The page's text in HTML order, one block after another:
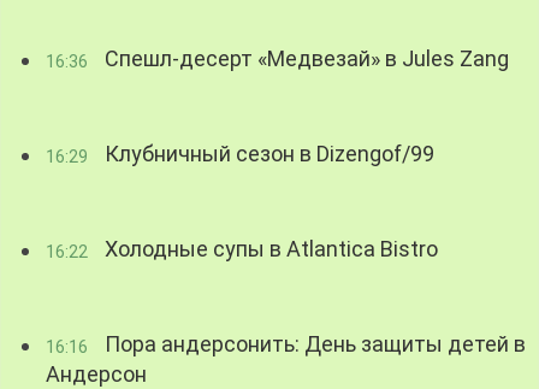
16:36 Спешл-десерт «Медвезай» в Jules Zang
16:29 Клубничный сезон в Dizengof/99
16:22 Холодные супы в Atlantica Bistro
16:16
Пора андерсонить: День защиты детей в
Андерсон